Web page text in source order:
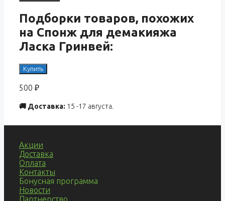
Подборки товаров, похожих
на Спонж для демакияжа
Ласка Гринвей:
Купить
500 ₽
🚚 Доставка: 15 -17 августа.
Акции
Доставка
Оплата
Контакты
Бонусная программа
Новости
Партнерство